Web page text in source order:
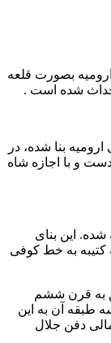
بصورت قلعه
شده است .
در ۱۸ کیلومتری ارومیه بنا شده، در
و با اجازه شاه
۵۸۰ قمری ساخته شده. این بنای
کتیبه به خط کوفی
به قرن ششم
طبقه آن به این
دفن جلال